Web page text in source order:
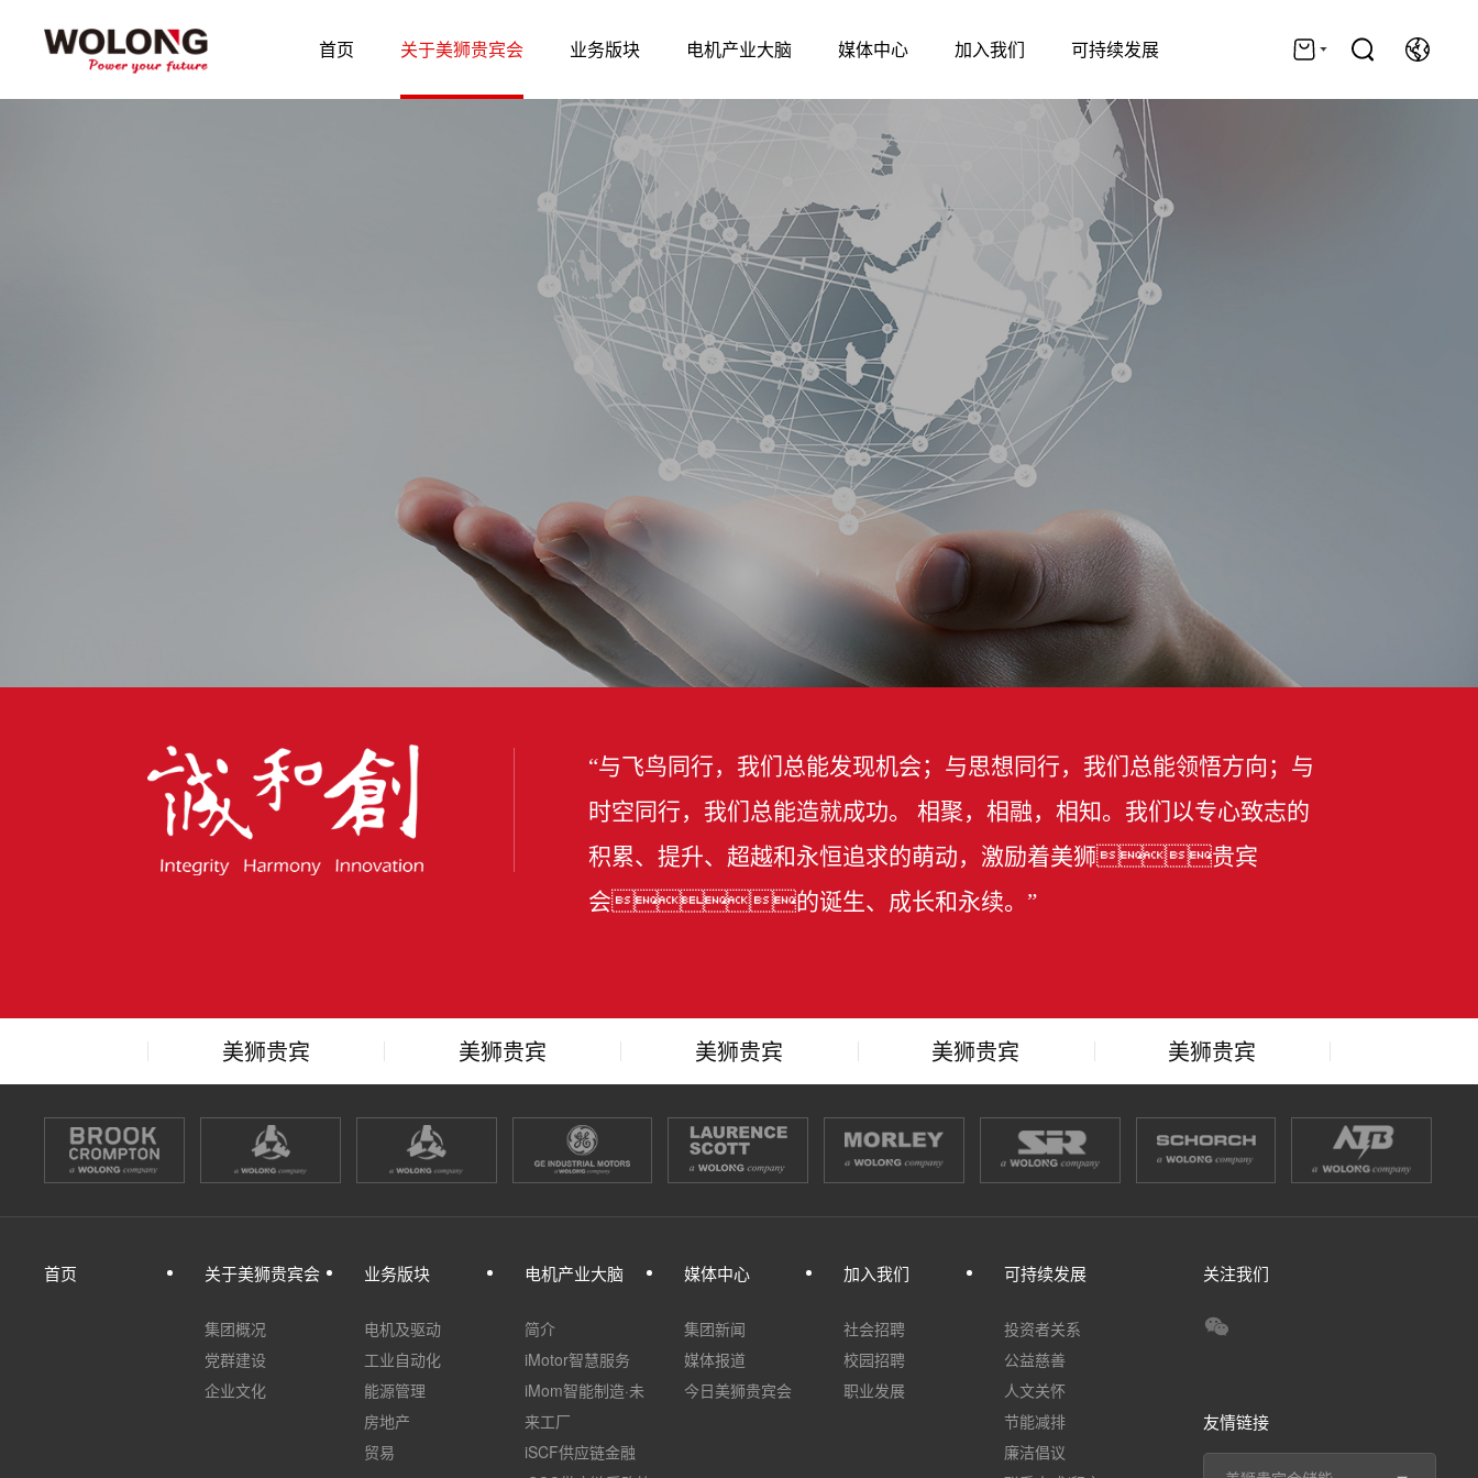
首页 关于美狮贵宾会 业务版块 电机产业大脑 媒体中心 加入我们 可持续发展
“与飞鸟同行，我们总能发现机会；与思想同行，我们总能领悟方向；与
时空同行，我们总能造就成功。 相聚，相融，相知。我们以专心致志的
积累、提升、超越和永恒追求的萌动，激励着美狮贵宾
会的诞生、成长和永续。”
美狮贵宾
会释义
美狮贵宾
会使命
美狮贵宾
会愿景
美狮贵宾
会精神
美狮贵宾
会理念
首页 关于美狮贵宾会
集团概况
党群建设
企业文化
业务版块
电机及驱动
工业自动化
能源管理
房地产
贸易
电机产业大脑
简介
iMotor智慧服务
iMom智能制造·未
来工厂
iSCF供应链金融
媒体中心
集团新闻
媒体报道
今日美狮贵宾会
加入我们
社会招聘
校园招聘
职业发展
可持续发展
投资者关系
公益慈善
人文关怀
节能减排
廉洁倡议
关注我们
友情链接